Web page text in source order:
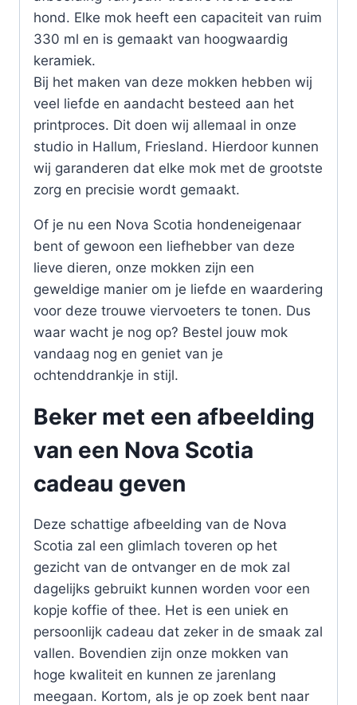
hond. Elke mok heeft een capaciteit van ruim
330 ml en is gemaakt van hoogwaardig
keramiek.
Bij het maken van deze mokken hebben wij
veel liefde en aandacht besteed aan het
printproces. Dit doen wij allemaal in onze
studio in Hallum, Friesland. Hierdoor kunnen
wij garanderen dat elke mok met de grootste
zorg en precisie wordt gemaakt.
Of je nu een Nova Scotia hondeneigenaar
bent of gewoon een liefhebber van deze
lieve dieren, onze mokken zijn een
geweldige manier om je liefde en waardering
voor deze trouwe viervoeters te tonen. Dus
waar wacht je nog op? Bestel jouw mok
vandaag nog en geniet van je
ochtenddrankje in stijl.
Beker met een afbeelding
van een Nova Scotia
cadeau geven
Deze schattige afbeelding van de Nova
Scotia zal een glimlach toveren op het
gezicht van de ontvanger en de mok zal
dagelijks gebruikt kunnen worden voor een
kopje koffie of thee. Het is een uniek en
persoonlijk cadeau dat zeker in de smaak zal
vallen. Bovendien zijn onze mokken van
hoge kwaliteit en kunnen ze jarenlang
meegaan. Kortom, als je op zoek bent naar